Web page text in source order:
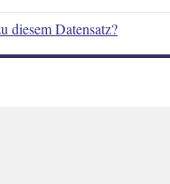
diesem Datensatz?